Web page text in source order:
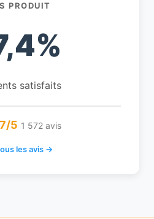
PRODUIT
satisfaits
5 1 572 avis
les avis →